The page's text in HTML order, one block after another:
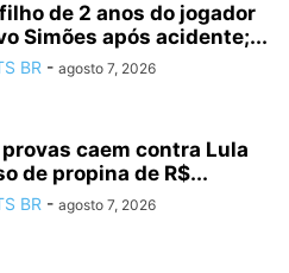
de 2 anos do jogador
Simões após acidente;...
BR - agosto 7, 2026
caem contra Lula
de propina de R$...
BR - agosto 7, 2026